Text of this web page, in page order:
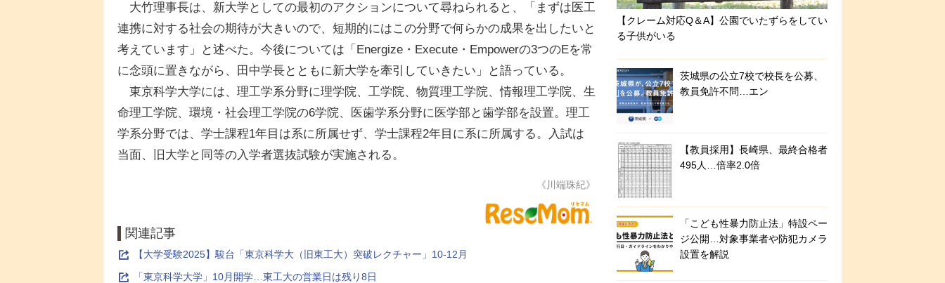
大竹理事長は、新大学としての最初のアクションについて尋ねられると、「まずは医工
連携に対する社会の期待が大きいので、短期的にはこの分野で何らかの成果を出したいと
考えています」と述べた。今後については「Energize・Execute・Empowerの3つのEを常
に念頭に置きながら、田中学長とともに新大学を牽引していきたい」と語っている。
東京科学大学には、理工学系分野に理学院、工学院、物質理工学院、情報理工学院、生
命理工学院、環境・社会理工学院の6学院、医歯学系分野に医学部と歯学部を設置。理工
学系分野では、学士課程1年目は系に所属せず、学士課程2年目に系に所属する。入試は
当面、旧大学と同等の入学者選抜試験が実施される。
《川端珠紀》
関連記事
【大学受験2025】駿台「東京科学大（旧東工大）突破レクチャー」10-12月
「東京科学大学」10月開学…東工大の営業日は残り8日
【クレーム対応Q＆A】公園でいたずらをしてい
る子供がいる
茨城県の公立7校で校長を公募、
教員免許不問…エン
【教員採用】長崎県、最終合格者
495人…倍率2.0倍
「こども性暴力防止法」特設ペー
ジ公開…対象事業者や防犯カメラ
設置を解説